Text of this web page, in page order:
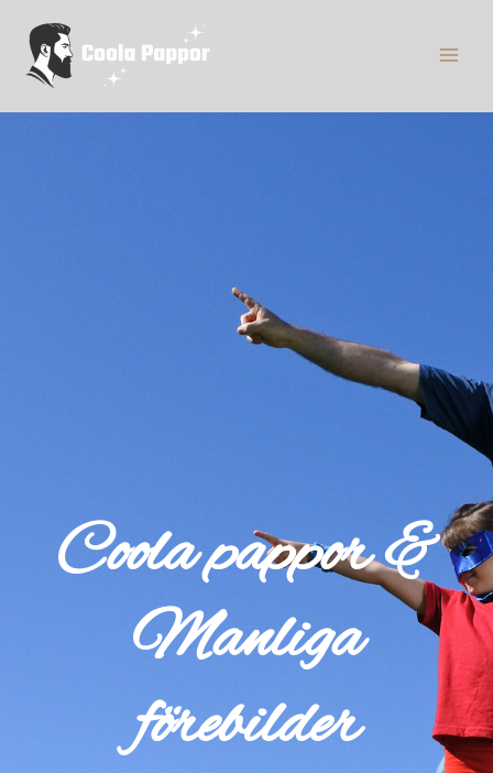
Coola pappor &
Manliga
förebilder